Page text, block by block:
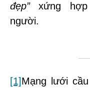
đẹp”xứng hợp
người.
[1]Mạng lưới